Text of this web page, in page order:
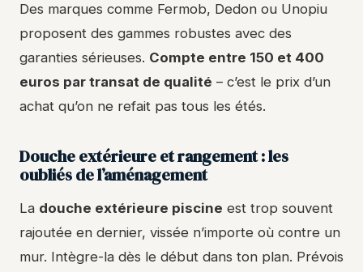
Des marques comme Fermob, Dedon ou Unopiu
proposent des gammes robustes avec des
garanties sérieuses. Compte entre 150 et 400
euros par transat de qualité – c’est le prix d’un
achat qu’on ne refait pas tous les étés.
Douche extérieure et rangement : les
oubliés de l’aménagement
La douche extérieure piscine est trop souvent
rajoutée en dernier, vissée n’importe où contre un
mur. Intègre-la dès le début dans ton plan. Prévois